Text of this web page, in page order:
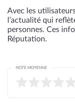
Avec les
l’actualité qui
personnes. Ces
Réputation.
NOTE MOYENNE